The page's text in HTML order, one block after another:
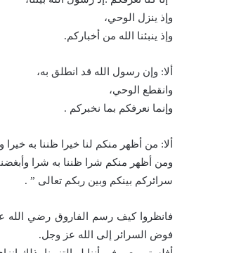
وإذ ينزل الوحي،
وإذ ينبئنا الله من أخباركم.
ألا: وإن رسول الله قد انطلق به،
وانقطع الوحي،
وإنما نعرفكم بما نخبركم .
ألا: من أظهر منكم لنا خيرا ظننا به خيرا
ومن أظهر منكم شرا ظننا به شرا
سرائركم بينكم وبين ربكم تعالى ” .
فانظروا كيف رسم الفاروق رضي الله
فوض السرائر إلى الله عز وجل.